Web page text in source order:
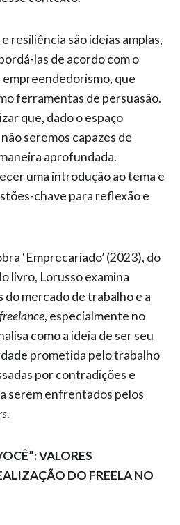
resiliência são ideias amplas,
las de acordo com o
que
ferramentas de persuasão.
que, dado o espaço
seremos capazes de
aprofundada.
uma introdução ao tema e
chave para reflexão e
‘Emprecariado’ (2023), do
livro, Lorusso examina
mercado de trabalho e a
freelance, especialmente no
como a ideia de ser seu
prometida pelo trabalho
por contradições e
serem enfrentados pelos
.
VALORES
DO FREELA NO